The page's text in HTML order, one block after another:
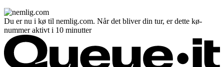
Du er nu i kø til nemlig.com. Når det bliver din tur, er dette kø-
nummer aktivt i 10 minutter